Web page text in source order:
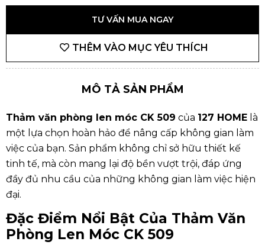
TƯ VẤN MUA NGAY
THÊM VÀO MỤC YÊU THÍCH
MÔ TẢ SẢN PHẨM
Thảm văn phòng len móc CK 509 của 127 HOME là
một lựa chọn hoàn hảo để nâng cấp không gian làm
việc của bạn. Sản phẩm không chỉ sở hữu thiết kế
tinh tế, mà còn mang lại độ bền vượt trội, đáp ứng
đầy đủ nhu cầu của những không gian làm việc hiện
đại.
Đặc Điểm Nổi Bật Của Thảm Văn
Phòng Len Móc CK 509